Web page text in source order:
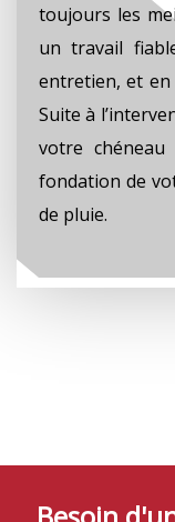
toujours les
un travail
entretien, et en
Suite à
votre
fondation de
de pluie.